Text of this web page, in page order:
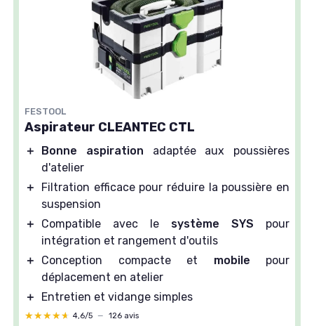
FESTOOL
Aspirateur CLEANTEC CTL
＋ Bonne aspiration adaptée aux poussières
d'atelier
＋
Filtration efficace pour réduire la poussière en
suspension
＋
Compatible avec le système SYS pour
intégration et rangement d'outils
＋
Conception compacte et mobile pour
déplacement en atelier
＋
Entretien et vidange simples
★★★★★
★★★★★ 4,6/5 — 126 avis